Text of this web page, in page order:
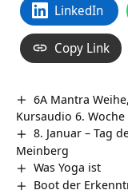
LinkedIn
Copy Link
6A Mantra
Kursaudio 6.
8. Januar – Tag
Meinberg
Was Yoga ist
Boot der